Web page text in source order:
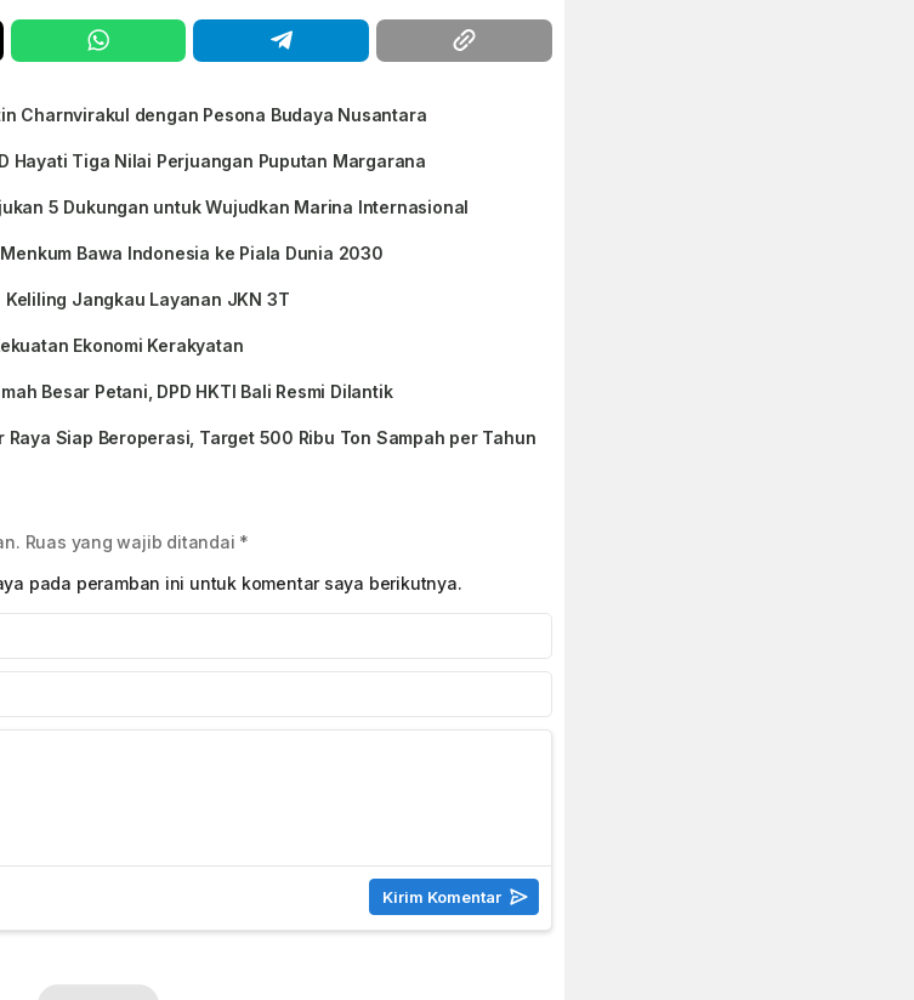
Charnvirakul dengan Pesona Budaya Nusantara
Hayati Tiga Nilai Perjuangan Puputan Margarana
5 Dukungan untuk Wujudkan Marina Internasional
Bawa Indonesia ke Piala Dunia 2030
Keliling Jangkau Layanan JKN 3T
Ekonomi Kerakyatan
Besar Petani, DPD HKTI Bali Resmi Dilantik
Raya Siap Beroperasi, Target 500 Ribu Ton Sampah per Tahun
Ruas yang wajib ditandai *
pada peramban ini untuk komentar saya berikutnya.